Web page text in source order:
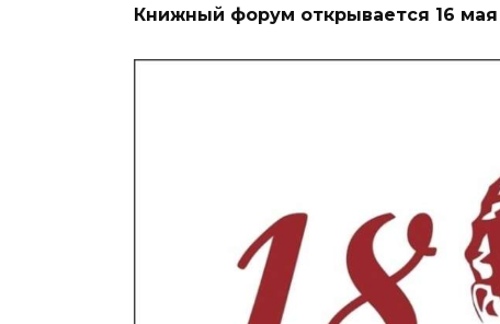
Книжный форум открывается 16